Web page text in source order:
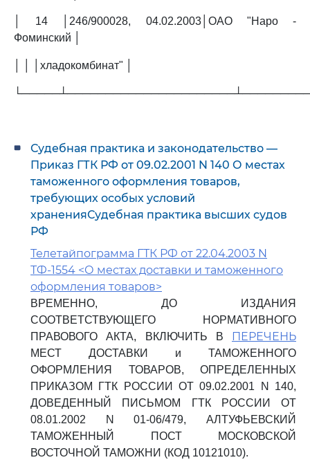
│ 14 │246/900028, 04.02.2003│ОАО "Наро -
Фоминский │
│ │ │хладокомбинат" │
Судебная практика и законодательство —
Приказ ГТК РФ от 09.02.2001 N 140 О местах
таможенного оформления товаров,
требующих особых условий
храненияСудебная практика высших судов
РФ
Телетайпограмма ГТК РФ от 22.04.2003 N
ТФ-1554 <О местах доставки и таможенного
оформления товаров>
ВРЕМЕННО, ДО ИЗДАНИЯ
СООТВЕТСТВУЮЩЕГО НОРМАТИВНОГО
ПРАВОВОГО АКТА, ВКЛЮЧИТЬ В
ПЕРЕЧЕНЬ
МЕСТ ДОСТАВКИ и ТАМОЖЕННОГО
ОФОРМЛЕНИЯ ТОВАРОВ, ОПРЕДЕЛЕННЫХ
ПРИКАЗОМ ГТК РОССИИ ОТ 09.02.2001 N 140,
ДОВЕДЕННЫЙ ПИСЬМОМ ГТК РОССИИ ОТ
08.01.2002 N 01-06/479, АЛТУФЬЕВСКИЙ
ТАМОЖЕННЫЙ ПОСТ МОСКОВСКОЙ
ВОСТОЧНОЙ ТАМОЖНИ (КОД 10121010).